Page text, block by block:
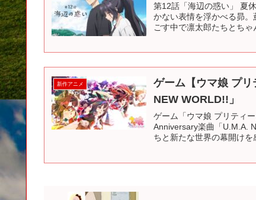
第12話「海辺の惑い」 夏
かない表情を浮かべる昴
ごす中で凛太郎たちとちゃ
新作アニメ
ゲーム【ウマ娘 プ
NEW WORLD!!」
ゲーム「ウマ娘 プリティ
Anniversary楽曲「U.M.A.
ちと新たな世界の幕開け